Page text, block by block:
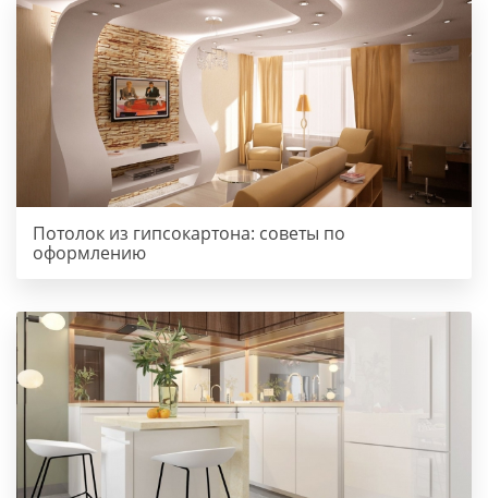
Потолок из гипсокартона: советы по
оформлению